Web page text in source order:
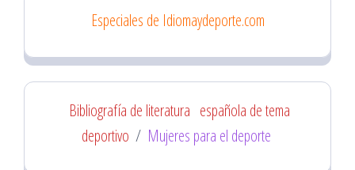
Especiales de Idiomaydeporte.com
Bibliografía de literatura española de tema
deportivo / Mujeres para el deporte